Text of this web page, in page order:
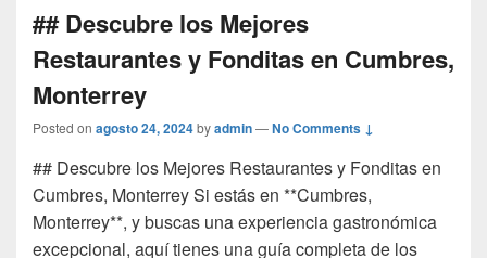
## Descubre los Mejores
Restaurantes y Fonditas en Cumbres,
Monterrey
Posted on agosto 24, 2024byadmin—No Comments ↓
## Descubre los Mejores Restaurantes y Fonditas en
Cumbres, Monterrey Si estás en **Cumbres,
Monterrey**, y buscas una experiencia gastronómica
excepcional, aquí tienes una guía completa de los